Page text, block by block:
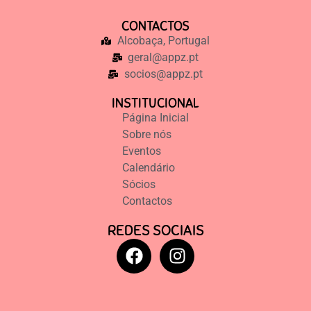
CONTACTOS
Alcobaça, Portugal
geral@appz.pt
socios@appz.pt
INSTITUCIONAL
Página Inicial
Sobre nós
Eventos
Calendário
Sócios
Contactos
REDES SOCIAIS